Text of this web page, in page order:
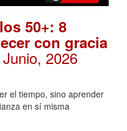
50+: 8
con gracia
2026
el tiempo, sino aprender
en sí misma